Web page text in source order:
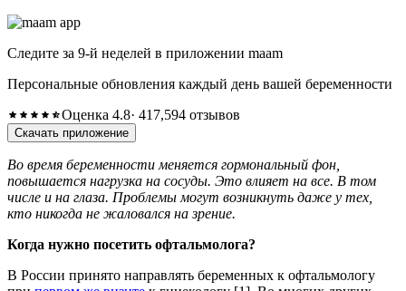
Следите за 9-й неделей в приложении maam
Персональные обновления каждый день вашей беременности
Оценка 4.8· 417,594 отзывов
Скачать приложение
Во время беременности меняется гормональный фон,
повышается нагрузка на сосуды. Это влияет на все. В том
числе и на глаза. Проблемы могут возникнуть даже у тех,
кто никогда не жаловался на зрение.
Когда нужно посетить офтальмолога?
В России принято направлять беременных к офтальмологу